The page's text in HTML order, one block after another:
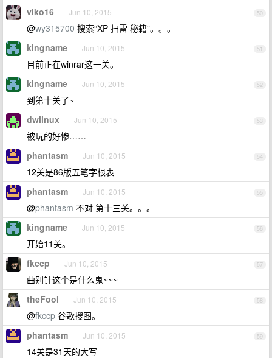
50
viko16 Jun 10, 2015
@wy315700 搜索“XP 扫雷 秘籍”。。。
51
kingname Jun 10, 2015
目前正在winrar这一关。
52
kingname Jun 10, 2015
到第十关了~
53
dwlinux Jun 10, 2015
被玩的好惨……
54
phantasm Jun 10, 2015
12关是86版五笔字根表
55
phantasm Jun 10, 2015
@phantasm 不对 第十三关。。。
56
kingname Jun 10, 2015
开始11关。
57
fkccp Jun 10, 2015
曲别针这个是什么鬼~~~
58
theFool Jun 10, 2015
@fkccp 谷歌搜图。
59
phantasm Jun 10, 2015
14关是31天的大写